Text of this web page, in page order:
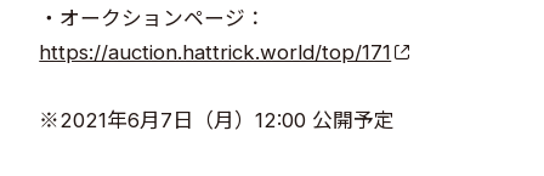
・オークションページ：
https://auction.hattrick.world/top/171
※2021年6月7日（月）12:00 公開予定​